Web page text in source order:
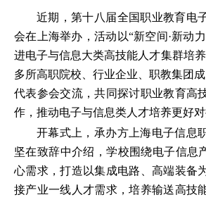
近期，第十八届全国职业教育电
会在上海举办，活动以“新空间·新动
进电子与信息大类高技能人才集群培
多所高职院校、行业企业、职教集团
代表参会交流，共同探讨职业教育高
作，推动电子与信息类人才培养更好对
开幕式上，承办方上海电子信息
坚在致辞中介绍，学校围绕电子信息
心需求，打造以集成电路、高端装备
接产业一线人才需求，培养输送高技